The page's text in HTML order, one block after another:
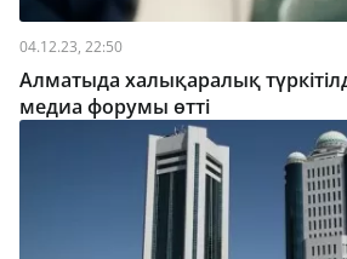
04.12.23, 22:50
Алматыда халықаралық
медиа форумы өтті